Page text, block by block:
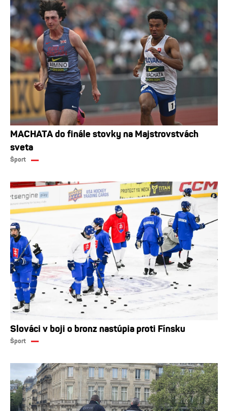
MACHATA do finále stovky na Majstrovstvách
sveta
Šport
Slováci v boji o bronz nastúpia proti Fínsku
Šport